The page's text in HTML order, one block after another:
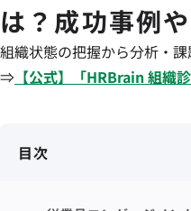
は？成功事例
組織状態の把握から分析・
⇒ 【公式】「HRBrain組織
目次